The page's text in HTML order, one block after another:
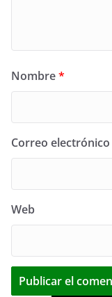
Nombre*
Correo electrónico
Web